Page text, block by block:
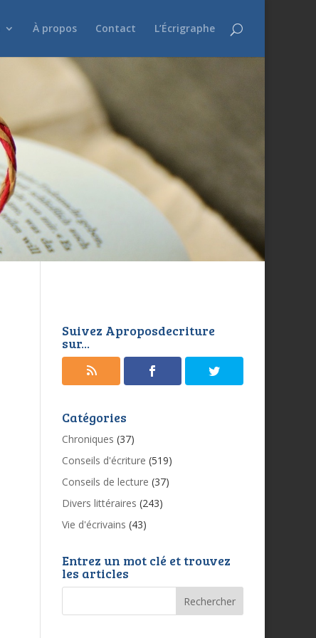
À propos Contact L’Écrigraphe
Suivez Aproposdecriture
sur...
Catégories
Chroniques (37)
Conseils d'écriture (519)
Conseils de lecture (37)
Divers littéraires (243)
Vie d'écrivains (43)
Entrez un mot clé et trouvez
les articles